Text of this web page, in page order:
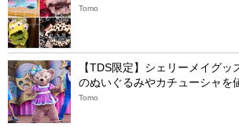
Tomo
【TDS限定】シェリーメイグ
のぬいぐるみやカチューシャを
Tomo